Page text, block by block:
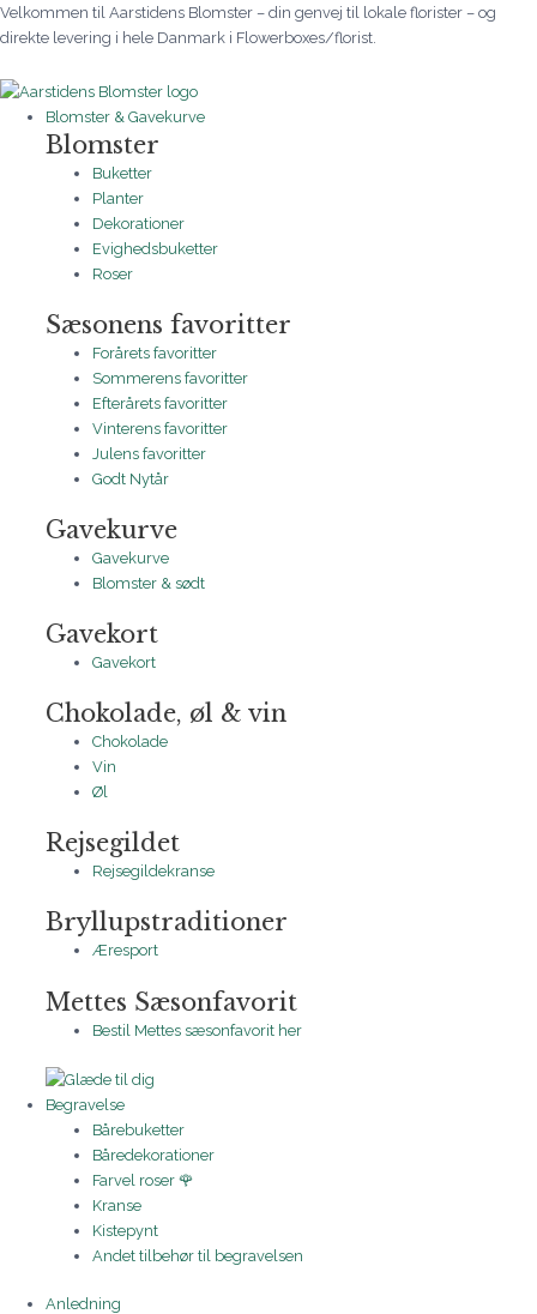
Gå
til
Velkommen til Aarstidens Blomster – din genvej til lokale florister – og
direkte levering i hele Danmark i Flowerboxes/florist.
Blomster & Gavekurve
Blomster
Buketter
Planter
Dekorationer
Evighedsbuketter
Roser
Sæsonens favoritter
Forårets favoritter
Sommerens favoritter
Efterårets favoritter
Vinterens favoritter
Julens favoritter
Godt Nytår
Gavekurve
Gavekurve
Blomster & sødt
Gavekort
Gavekort
Chokolade, øl & vin
Chokolade
Vin
Øl
Rejsegildet
Rejsegildekranse
Bryllupstraditioner
Æresport
Mettes Sæsonfavorit
Bestil Mettes sæsonfavorit her
Begravelse
Bårebuketter
Båredekorationer
Farvel roser 🌹
Kranse
Kistepynt
Andet tilbehør til begravelsen
Anledning
Prisinterval:
225 kr.
Prisinterval:
225 kr.
Bårebuket
blå
orange
antal
Prisinterval:
2.000 kr.
3.750 kr.
Prisinterval:
250 kr.
3.750 kr.
Prisinterval:
250 kr.
3.750 kr.
Prisinterval:
2.000 kr.
5.000 kr.
Prisinterval:
300 kr.
750 kr.